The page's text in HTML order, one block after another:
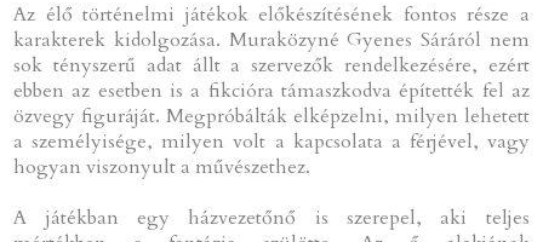
Az élő történelmi játékok előkészítésének fontos része a
karakterek kidolgozása. Muraközyné Gyenes Sáráról nem
sok tényszerű adat állt a szervezők rendelkezésére, ezért
ebben az esetben is a fikcióra támaszkodva építették fel az
özvegy figuráját. Megpróbálták elképzelni, milyen lehetett
a személyisége, milyen volt a kapcsolata a férjével, vagy
hogyan viszonyult a művészethez.
A játékban egy házvezetőnő is szerepel, aki teljes